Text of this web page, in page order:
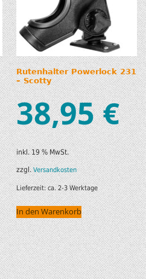
Rutenhalter Powerlock 231
– Scotty
38,95€
inkl. 19 % MwSt.
zzgl.Versandkosten
Lieferzeit:ca. 2-3 Werktage
In den Warenkorb